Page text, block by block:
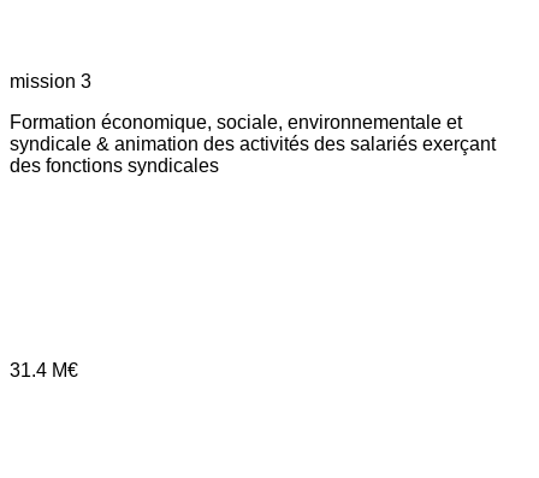
mission 3
Formation économique, sociale, environnementale et
syndicale & animation des activités des salariés exerçant
des fonctions syndicales
31.4 M€